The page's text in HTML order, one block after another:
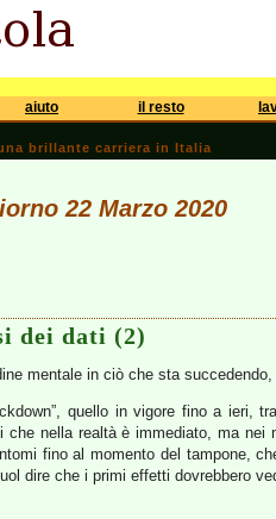
aiuto il resto
brillante carriera in Italia
22 Marzo 2020
dei dati (2)
mentale in ciò che sta
quello in vigore fino a ieri,
che nella realtà è immediato, ma
fino al momento del tampone,
dire che i primi effetti dovrebbero